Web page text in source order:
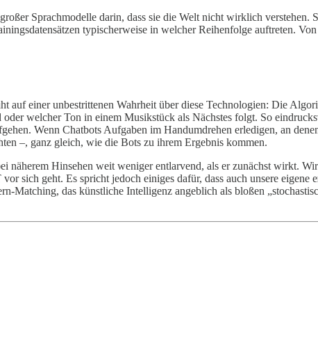
Sprachmodelle darin, dass sie die Welt nicht wirklich verstehen.
typischerweise in welcher Reihenfolge auftreten.
auf einer unbestrittenen Wahrheit über diese Technologien: Die
welcher Ton in einem Musikstück als Nächstes folgt. So
Wenn Chatbots Aufgaben im Handumdrehen erledigen, an
–, ganz gleich, wie die Bots zu ihrem Ergebnis kommen.
näherem Hinsehen weit weniger entlarvend, als er zunächst wirkt.
sich geht. Es spricht jedoch einiges dafür, dass auch unsere
Matching, das künstliche Intelligenz angeblich als bloßen